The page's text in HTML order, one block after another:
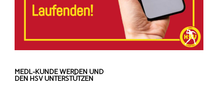
MEDL-KUNDE WERDEN UND
DEN HSV UNTERSTÜTZEN